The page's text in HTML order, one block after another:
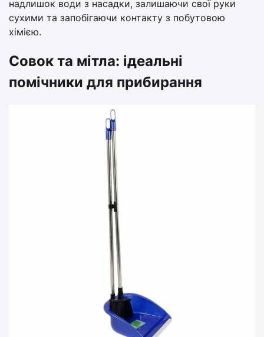
надлишок води з насадки, залишаючи свої руки
сухими та запобігаючи контакту з побутовою
хімією.
Совок та мітла: ідеальні
помічники для прибирання